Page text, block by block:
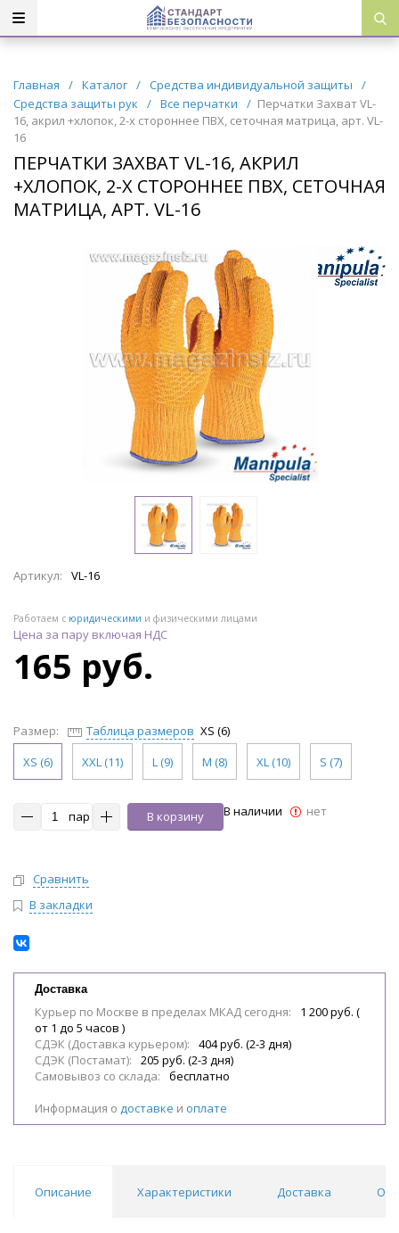
Главная / Каталог / Средства индивидуальной защиты
/
Средства защиты рук
/ Все перчатки / Перчатки Захват VL-
16, акрил +хлопок, 2-х стороннее ПВХ, сеточная матрица, арт. VL-
16
ПЕРЧАТКИ ЗАХВАТ VL-16, АКРИЛ
+ХЛОПОК, 2-Х СТОРОННЕЕ ПВХ, СЕТОЧНАЯ
МАТРИЦА, АРТ. VL-16
Артикул: VL-16
Работаем с юридическими и физическими лицами
Цена за пару включая НДС
165 руб.
Размер: Таблица размеров XS (6)
XS (6)
XXL (11) L (9) M (8) XL (10) S (7)
пар В корзину В наличии нет
Сравнить
В закладки
Доставка
Курьер по Москве в пределах МКАД сегодня:
1 200 руб. (
от 1 до 5 часов )
СДЭК (Доставка курьером):
404 руб. (2-3 дня)
СДЭК (Постамат):
205 руб. (2-3 дня)
Самовывоз со склада:
бесплатно
Информация о доставке и оплате
Описание Характеристики Доставка